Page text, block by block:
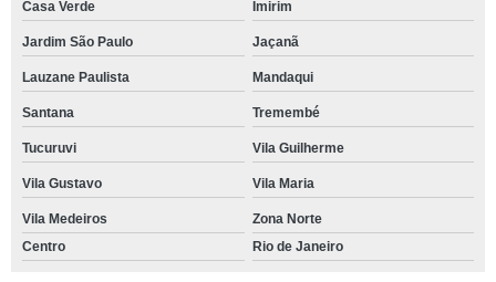
Casa Verde Imirim
Jardim São Paulo Jaçanã
Lauzane Paulista Mandaqui
Santana Tremembé
Tucuruvi Vila Guilherme
Vila Gustavo Vila Maria
Vila Medeiros
Zona Norte
Centro
Rio de Janeiro